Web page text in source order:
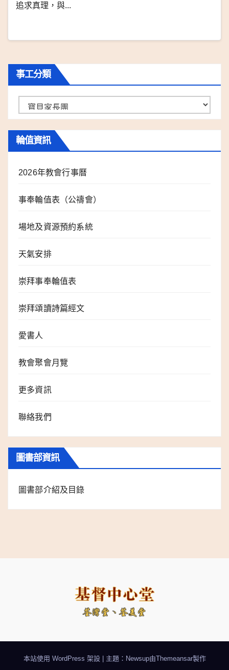
追求真理，與...
事工分類
工
分
輪值資訊
2026年教會行事曆
事奉輪值表（公禱會）
場地及資源預約系統
天氣安排
崇拜事奉輪值表
崇拜頌讀詩篇經文
愛書人
教會聚會月覽
更多資訊
聯絡我們
圖書部資訊
圖書部介紹及目錄
本站使用 WordPress 架設 主題：Newsup由Themeansar製作